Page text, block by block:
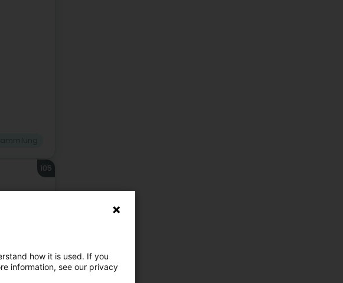
105
how it is used. If you
information, see our privacy